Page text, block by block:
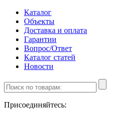
Каталог
Объекты
Доставка и оплата
Гарантии
Вопрос/Ответ
Каталог статей
Новости
Присоединяйтесь: